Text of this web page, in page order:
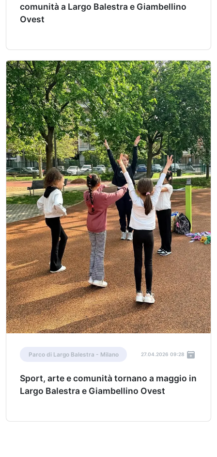
comunità a Largo Balestra e Giambellino
Ovest
Parco di Largo Balestra - Milano 27.04.2026 09:28
Sport, arte e comunità tornano a maggio in
Largo Balestra e Giambellino Ovest